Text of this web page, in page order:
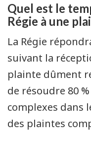
Quel est le
Régie à une
La Régie
suivant la
plainte dûment
de résoudre 80
complexes dans
des plaintes